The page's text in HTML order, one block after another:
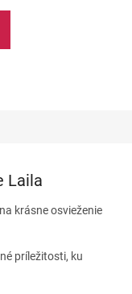
Laila
krásne osvieženie
príležitosti, ku